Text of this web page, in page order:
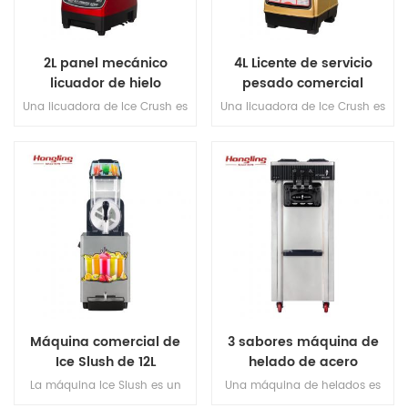
romper ni forzar el motor.
hielo sin romperse ni tensar el
motor.
2L panel mecánico
licuador de hielo
Una licuadora de Ice Crush es
para aplastar el hielo de
manera efectiva y mezclar
ingredientes congelados Por lo
general, presenta un motor
potente, cuchillas afiladas y un
frasco duradero para manejar
los rigores de la trituración de
hielo sin romperse ni tensar el
motor.
4L Licente de servicio
pesado comercial
Una licuadora de Ice Crush es
para aplastar el hielo de
manera efectiva y mezclar
ingredientes congelados Por lo
frasco duradero para manejar
hielo sin romperse ni tensar el
motor.
Máquina comercial de
Ice Slush de 12L
La máquina Ice Slush es un
3 sabores máquina de
helado de acero
inoxidable
Una máquina de helados es